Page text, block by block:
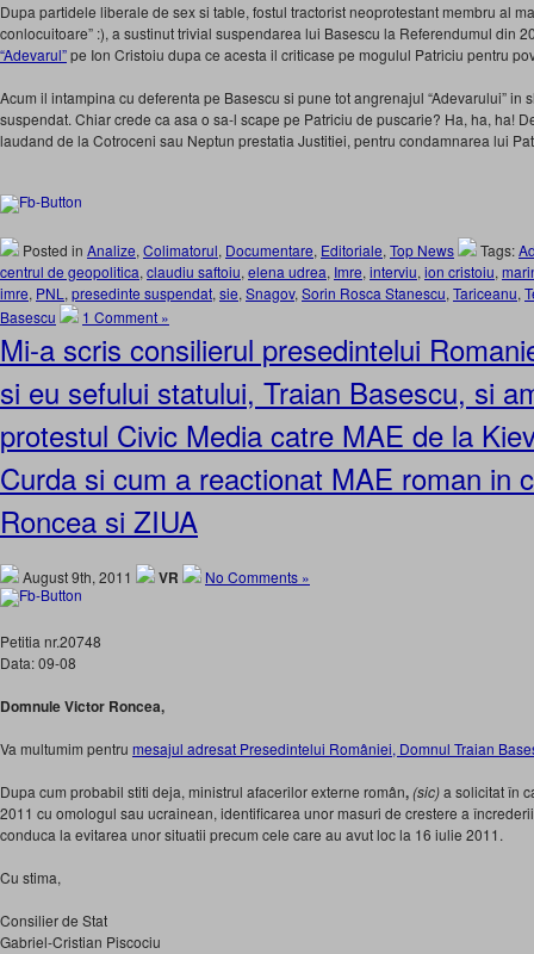
Dupa partidele liberale de sex si table, fostul tractorist neoprotestant membru al
conlocuitoare” :), a sustinut trivial suspendarea lui Basescu la Referendumul din
“Adevarul”pe Ion Cristoiu dupa ce acesta il criticase pe mogulul Patriciu pentru
Acum il intampina cu deferenta pe Basescu si pune tot angrenajul “Adevarului” in
suspendat. Chiar crede ca asa o sa-l scape pe Patriciu de puscarie? Ha, ha, ha!
laudand de la Cotroceni sau Neptun prestatia Justitiei, pentru condamnarea lui
Posted in Analize, Colimatorul, Documentare, Editoriale, Top News Tags:
centrul de geopolitica, claudiu saftoiu, elena udrea, Imre, interviu, ion cristoiu,
imre, PNL , presedinte suspendat, sie, Snagov, Sorin Rosca Stanescu, Tariceanu,
Basescu
1 Comment »
Mi-a scris consilierul presedintelui
si eu sefului statului, Traian Basescu, si
protestul Civic Media catre MAE de la
Curda si cum a reactionat MAE roman in
Roncea si ZIUA
August 9th, 2011 VR No Comments »
Petitia nr.20748
Data: 09-08
Domnule Victor Roncea,
Va multumim pentru mesajul adresat Presedintelui României, Domnul Traian
Dupa cum probabil stiti deja, ministrul afacerilor externe român,(sic)a solicitat în
2011 cu omologul sau ucrainean, identificarea unor masuri de crestere a
conduca la evitarea unor situatii precum cele care au avut loc la 16 iulie 2011.
Cu stima,
Consilier de Stat
Gabriel-Cristian Piscociu